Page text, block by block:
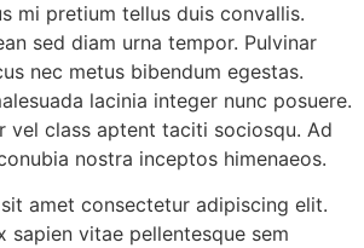
mi pretium tellus duis convallis.
sed diam urna tempor. Pulvinar
nec metus bibendum egestas.
lacinia integer nunc posuere.
vel class aptent taciti sociosqu. Ad
nostra inceptos himenaeos.
amet consectetur adipiscing elit.
sapien vitae pellentesque sem